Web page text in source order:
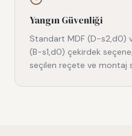
Yangın Güvenliği
Standart MDF (D-s2,d0)
(B-s1,d0) çekirdek
seçilen reçete ve montaj